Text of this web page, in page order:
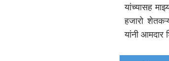
यांच्यासह
हजारो
यांनी आमदार